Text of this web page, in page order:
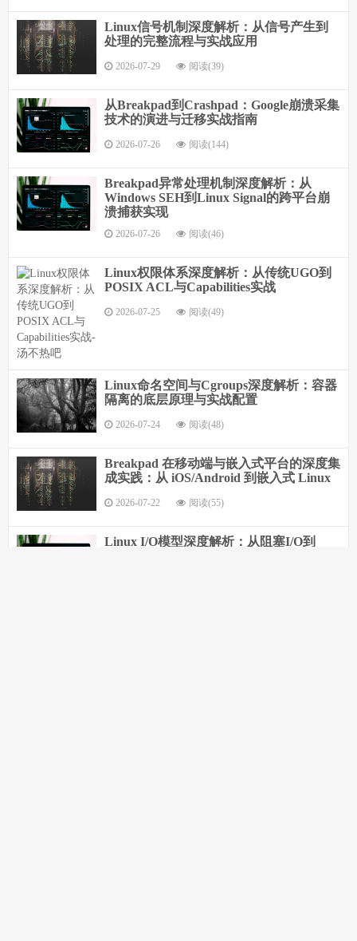
Linux信号机制深度解析：从信号产生到
处理的完整流程与实战应用
2026-07-29 阅读(39)
从Breakpad到Crashpad：Google崩溃采集
技术的演进与迁移实战指南
2026-07-26 阅读(144)
Breakpad异常处理机制深度解析：从
Windows SEH到Linux Signal的跨平台崩
溃捕获实现
2026-07-26 阅读(46)
Linux权限体系深度解析：从传统UGO到
POSIX ACL与Capabilities实战
2026-07-25 阅读(49)
Linux命名空间与Cgroups深度解析：容器
隔离的底层原理与实战配置
2026-07-24 阅读(48)
Breakpad 在移动端与嵌入式平台的深度集
成实践：从 iOS/Android 到嵌入式 Linux
2026-07-22 阅读(55)
Linux I/O模型深度解析：从阻塞I/O到